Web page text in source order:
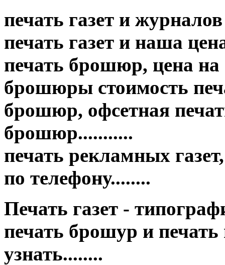
печать газет и
печать газет и наша
печать брошюр, цена
брошюры стоимость
брошюр, офсетная
брошюр...........
печать рекламных
по телефону........
Печать газет -
печать брошур и
узнать........